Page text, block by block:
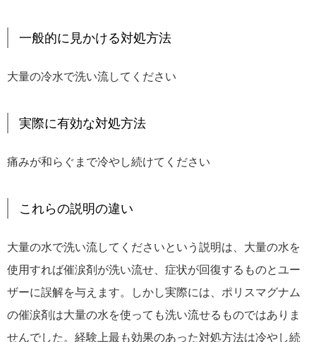
一般的に見かける対処方法
大量の冷水で洗い流してください
実際に有効な対処方法
痛みが和らぐまで冷やし続けてください
これらの説明の違い
大量の水で洗い流してくださいという説明は、大量の水を
使用すれば催涙剤が洗い流せ、症状が回復するものとユー
ザーに誤解を与えます。しかし実際には、ポリスマグナム
の催涙剤は大量の水を使っても洗い流せるものではありま
せんでした。経験上最も効果のあった対処方法は冷やし続